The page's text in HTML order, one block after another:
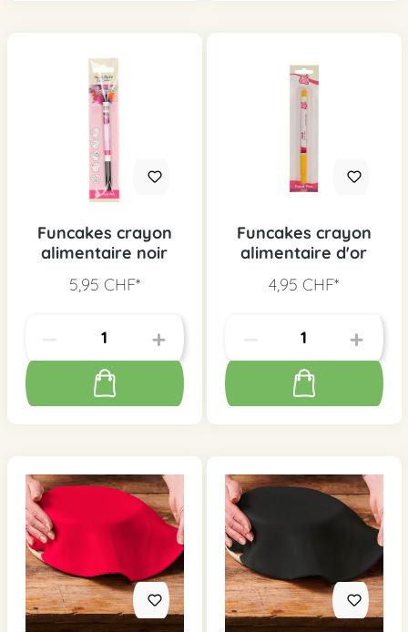
Funcakes crayon
alimentaire noir
5,95 CHF*
Funcakes crayon
alimentaire d'or
4,95 CHF*